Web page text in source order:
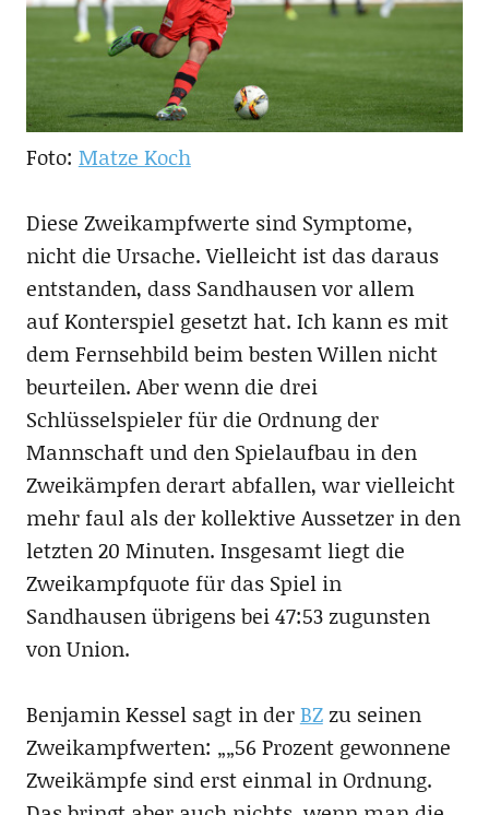
Foto: Matze Koch
Diese Zweikampfwerte sind Symptome,
nicht die Ursache. Vielleicht ist das daraus
entstanden, dass Sandhausen vor allem
auf Konterspiel gesetzt hat. Ich kann es mit
dem Fernsehbild beim besten Willen nicht
beurteilen. Aber wenn die drei
Schlüsselspieler für die Ordnung der
Mannschaft und den Spielaufbau in den
Zweikämpfen derart abfallen, war vielleicht
mehr faul als der kollektive Aussetzer in den
letzten 20 Minuten. Insgesamt liegt die
Zweikampfquote für das Spiel in
Sandhausen übrigens bei 47:53 zugunsten
von Union.
Benjamin Kessel sagt in derBZzu seinen
Zweikampfwerten: „„56 Prozent gewonnene
Zweikämpfe sind erst einmal in Ordnung.